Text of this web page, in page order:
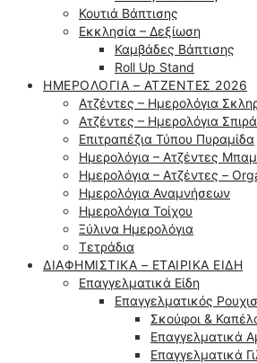
Κουτιά Βάπτισης
Εκκλησία – Δεξίωση
Καμβάδες Βάπτισης
Roll Up Stand
ΗΜΕΡΟΛΌΓΙΑ – ΑΤΖΈΝΤΕΣ 2026
Ατζέντες – Ημερολόγια
Ατζέντες – Ημερολόγια
Επιτραπέζια Τύπου Πυραμίδα
Ημερολόγια – Ατζέντες
Ημερολόγια – Ατζέντες –
Ημερολόγια Αναμνήσεων
Ημερολόγια Τοίχου
Ξύλινα Ημερολόγια
Τετράδια
ΔΙΑΦΗΜΙΣΤΙΚΆ – ΕΤΑΙΡΙΚΆ ΕΊΔΗ
Επαγγελματικά Είδη
Επαγγελματικός
Σκούφοι &
Επαγγελματικά
Επαγγελματικά